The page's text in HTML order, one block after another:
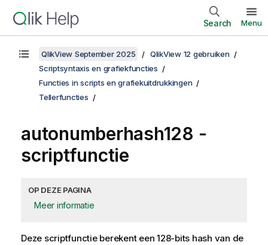
Search Menu
QlikView September 2025
QlikView 12 gebruiken
Scriptsyntaxis en grafiekfuncties
Functies in scripts en grafiekuitdrukkingen
Tellerfuncties
autonumberhash128 -
scriptfunctie
OP DEZE PAGINA
Meer informatie
Deze scriptfunctie berekent een 128-bits hash van de